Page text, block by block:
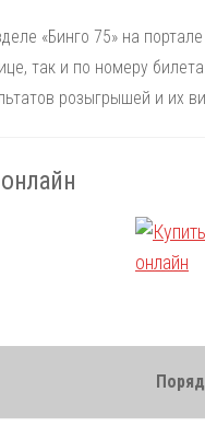
«Бинго 75» на
так и по номеру
розыгрышей и их